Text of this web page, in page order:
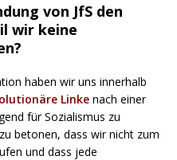
von JfS den
wir keine
haben wir uns innerhalb
Linke nach einer
für Sozialismus zu
betonen, dass wir nicht zum
und dass jede